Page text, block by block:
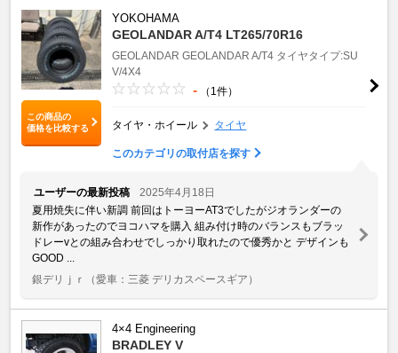
この商品の
価格を比較する
YOKOHAMA
GEOLANDAR A/T4 LT265/70R16
GEOLANDAR GEOLANDAR A/T4 タイヤタイプ:SU
V/4X4
- （1件）
タイヤ・ホイール タイヤ
このカテゴリの取付店を探す
ユーザーの最新投稿
2025年4月18日
夏用焼失に伴い新調 前回はトーヨーAT3でしたがジオランダーの
新作があったのでヨコハマを購入 組み付け時のバランスもブラッ
ドレーvとの組み合わせでしっかり取れたので優秀かと デザインも
GOOD ...
銀デリｊｒ
（愛車：三菱 デリカスペースギア）
4×4 Engineering
BRADLEY V